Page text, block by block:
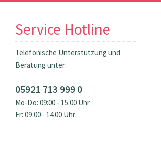
Service Hotline
Telefonische Unterstützung und
Beratung unter:
05921 713 999 0
Mo-Do: 09:00 - 15:00 Uhr
Fr: 09:00 - 14:00 Uhr